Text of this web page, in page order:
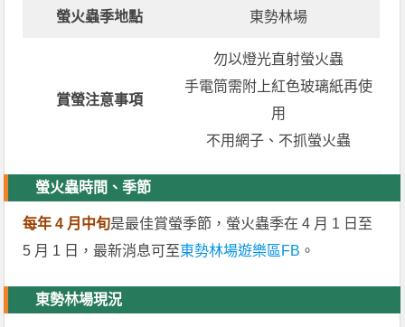
螢火蟲季地點 東勢林場
賞螢注意事項
勿以燈光直射螢火蟲
手電筒需附上紅色玻璃紙再使
用
不用網子、不抓螢火蟲
螢火蟲時間、季節
每年 4 月中旬是最佳賞螢季節，螢火蟲季在 4 月 1 日至
5 月 1 日，最新消息可至東勢林場遊樂區FB 。
東勢林場現況